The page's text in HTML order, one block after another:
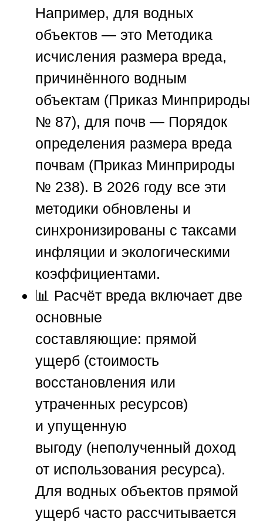
Например, для водных
объектов — это Методика
исчисления размера вреда,
причинённого водным
объектам (Приказ Минприроды
№ 87), для почв — Порядок
определения размера вреда
почвам (Приказ Минприроды
№ 238). В 2026 году все эти
методики обновлены и
синхронизированы с таксами
инфляции и экологическими
коэффициентами.
📊 Расчёт вреда включает две
основные
составляющие: прямой
ущерб (стоимость
восстановления или
утраченных ресурсов)
и упущенную
выгоду (неполученный доход
от использования ресурса).
Для водных объектов прямой
ущерб часто рассчитывается